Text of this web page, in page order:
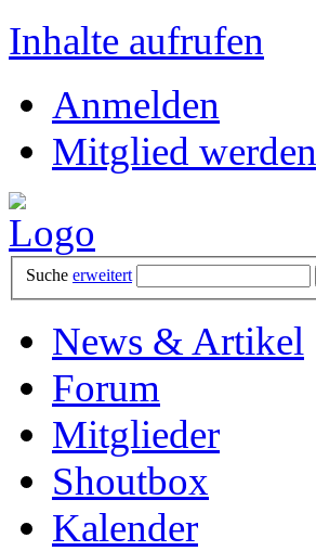
Inhalte aufrufen
Anmelden
Mitglied werden
Suche erweitert
News & Artikel
Forum
Mitglieder
Shoutbox
Kalender